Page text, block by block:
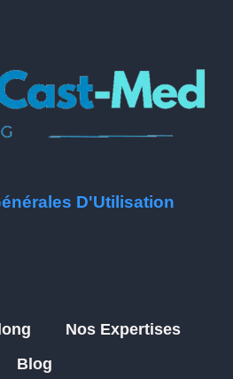
D'Utilisation
Nos Expertises
Blog